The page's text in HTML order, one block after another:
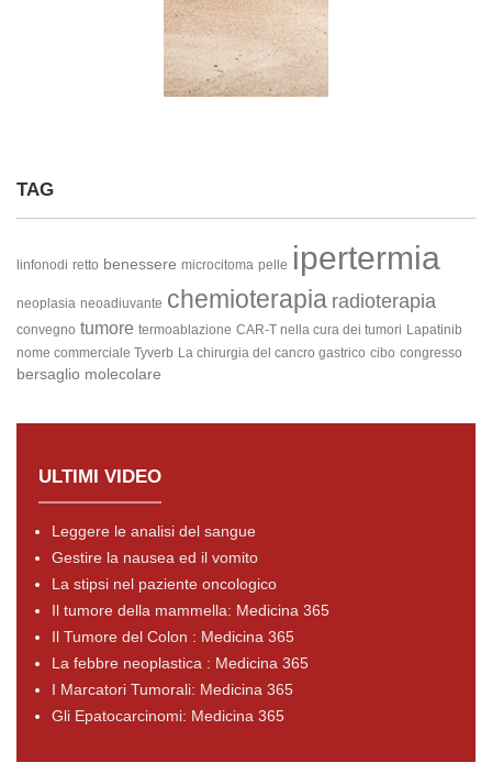
TAG
linfonodi retto benessere microcitoma pelle ipertermia
neoplasia neoadiuvante chemioterapia radioterapia
convegno tumore termoablazione CAR-T nella cura dei tumori Lapatinib
nome commerciale Tyverb La chirurgia del cancro gastrico cibo congresso
bersaglio molecolare
ULTIMI VIDEO
Leggere le analisi del sangue
Gestire la nausea ed il vomito
La stipsi nel paziente oncologico
Il tumore della mammella: Medicina 365
Il Tumore del Colon : Medicina 365
La febbre neoplastica : Medicina 365
I Marcatori Tumorali: Medicina 365
Gli Epatocarcinomi: Medicina 365